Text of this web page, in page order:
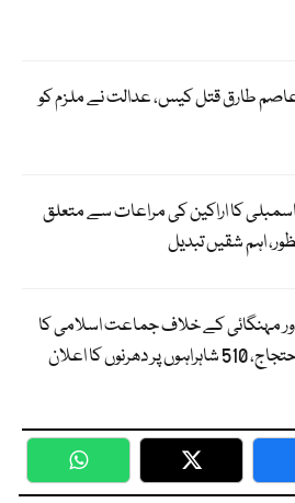
طارق قتل کیس، عدالت نے ملزم کو
اسمبلی کا اراکین کی مراعات سے متعلق
اہم شقیں تبدیل
اور مہنگائی کے خلاف جماعت اسلامی کا
کا اعلان
WhatsApp Twitter